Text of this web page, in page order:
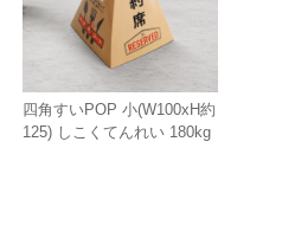
四角すいPOP 小(W100xH約
125) しこくてんれい 180kg